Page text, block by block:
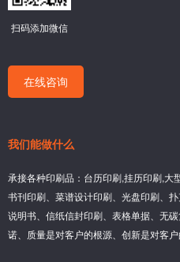
扫码添加微信
在线咨询
我们能做什么
承接各种印刷品：台历印刷,挂历印刷,大
书刊印刷、菜谱设计印刷、光盘印刷、
说明书、信纸信封印刷、表格单据、无
诺、质量是对客户的根源、创新是对客户